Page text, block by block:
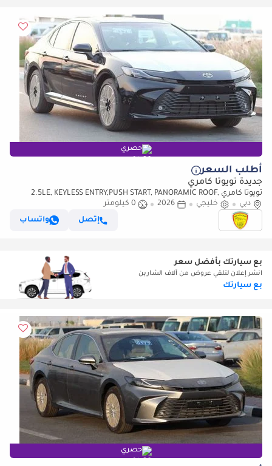
حصري
أطلب السعر
جديدة تويوتا كامري
تويوتا كامري 2.5LE, KEYLESS ENTRY,PUSH START, PANORAMIC ROOF,
ALLOY WHEELS, MODEL 2026
دبي خليجي 2026
0 كيلومتر
إتصل
واتساب
بع سيارتك بأفضل سعر
انشر إعلان لتلقي عروض من آلاف الشارين
بع سيارتك
حصري